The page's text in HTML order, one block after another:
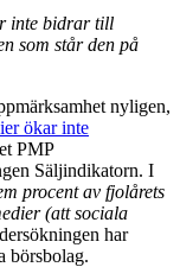
inte bidrar till
som står den på
nyligen,
ökar inte
PMP
Säljindikatorn. I
procent av fjolårets
(att sociala
har
börsbolag.